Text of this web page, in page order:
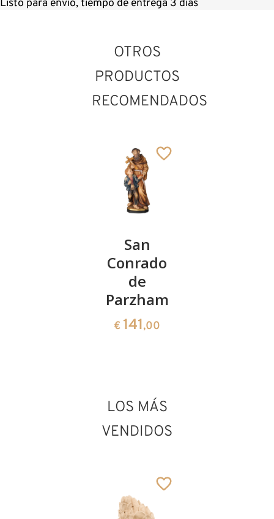
San Amador
Añadido al carrito
Listo para envío, tiempo de entrega 3 días
OTROS
PRODUCTOS
RECOMENDADOS
San
Conrado
de
Parzham
€ 141,00
LOS MÁS
VENDIDOS